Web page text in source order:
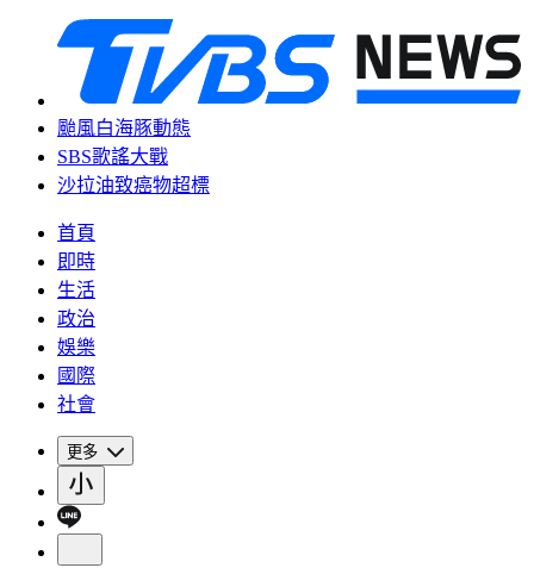
颱風白海豚動態
SBS歌謠大戰
沙拉油致癌物超標
首頁
即時
生活
政治
娛樂
國際
社會
更多